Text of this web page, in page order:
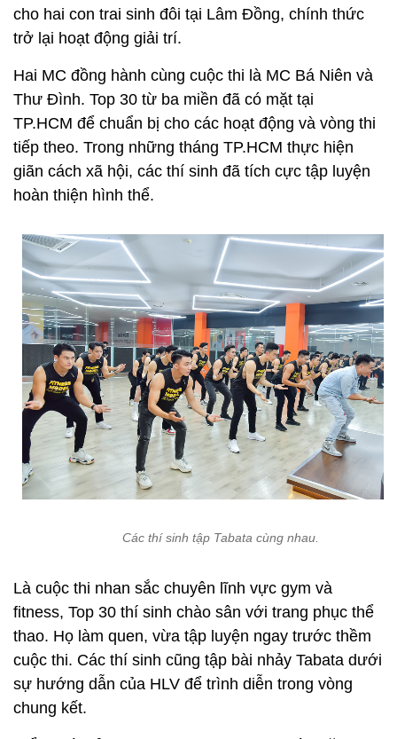
cho hai con trai sinh đôi tại Lâm Đồng, chính thức
trở lại hoạt động giải trí.
Hai MC đồng hành cùng cuộc thi là MC Bá Niên và
Thư Đình. Top 30 từ ba miền đã có mặt tại
TP.HCM để chuẩn bị cho các hoạt động và vòng thi
tiếp theo. Trong những tháng TP.HCM thực hiện
giãn cách xã hội, các thí sinh đã tích cực tập luyện
hoàn thiện hình thể.
Các thí sinh tập Tabata cùng nhau.
Là cuộc thi nhan sắc chuyên lĩnh vực gym và
fitness, Top 30 thí sinh chào sân với trang phục thể
thao. Họ làm quen, vừa tập luyện ngay trước thềm
cuộc thi. Các thí sinh cũng tập bài nhảy Tabata dưới
sự hướng dẫn của HLV để trình diễn trong vòng
chung kết.